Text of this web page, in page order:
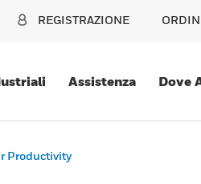
REGISTRAZIONE
Assistenza Dove
Productivity